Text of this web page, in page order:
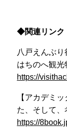
◆関連リンク
八戸えんぶ
はちのへ観光
https://
【アカデミ
た、そして、
https://